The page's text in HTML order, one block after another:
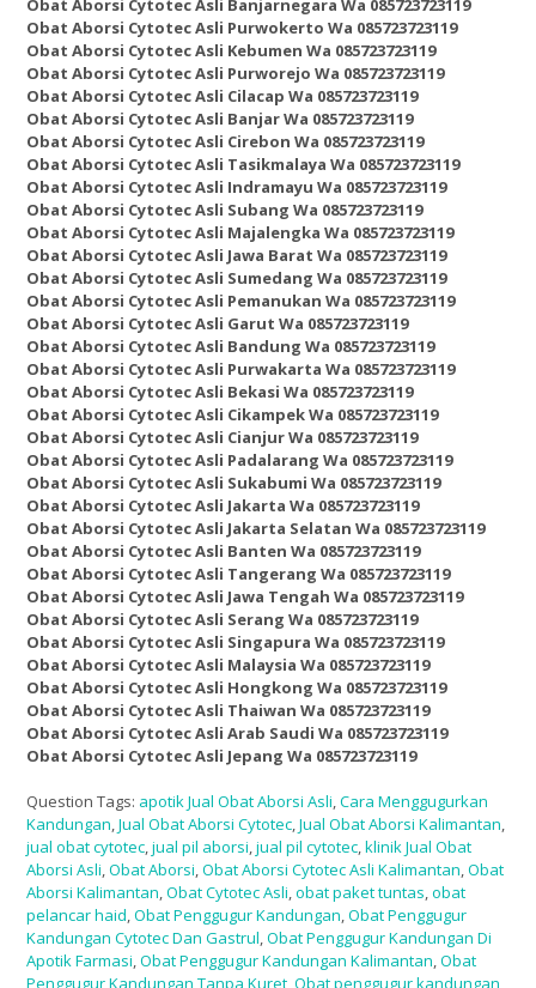
Obat Aborsi Cytotec Asli Purwokerto Wa 085723723119
Obat Aborsi Cytotec Asli Kebumen Wa 085723723119
Obat Aborsi Cytotec Asli Purworejo Wa 085723723119
Obat Aborsi Cytotec Asli Cilacap Wa 085723723119
Obat Aborsi Cytotec Asli Banjar Wa 085723723119
Obat Aborsi Cytotec Asli Cirebon Wa 085723723119
Obat Aborsi Cytotec Asli Tasikmalaya Wa 085723723119
Obat Aborsi Cytotec Asli Indramayu Wa 085723723119
Obat Aborsi Cytotec Asli Subang Wa 085723723119
Obat Aborsi Cytotec Asli Majalengka Wa 085723723119
Obat Aborsi Cytotec Asli Jawa Barat Wa 085723723119
Obat Aborsi Cytotec Asli Sumedang Wa 085723723119
Obat Aborsi Cytotec Asli Pemanukan Wa 085723723119
Obat Aborsi Cytotec Asli Garut Wa 085723723119
Obat Aborsi Cytotec Asli Bandung Wa 085723723119
Obat Aborsi Cytotec Asli Purwakarta Wa 085723723119
Obat Aborsi Cytotec Asli Bekasi Wa 085723723119
Obat Aborsi Cytotec Asli Cikampek Wa 085723723119
Obat Aborsi Cytotec Asli Cianjur Wa 085723723119
Obat Aborsi Cytotec Asli Padalarang Wa 085723723119
Obat Aborsi Cytotec Asli Sukabumi Wa 085723723119
Obat Aborsi Cytotec Asli Jakarta Wa 085723723119
Obat Aborsi Cytotec Asli Jakarta Selatan Wa 085723723119
Obat Aborsi Cytotec Asli Banten Wa 085723723119
Obat Aborsi Cytotec Asli Tangerang Wa 085723723119
Obat Aborsi Cytotec Asli Jawa Tengah Wa 085723723119
Obat Aborsi Cytotec Asli Serang Wa 085723723119
Obat Aborsi Cytotec Asli Singapura Wa 085723723119
Obat Aborsi Cytotec Asli Malaysia Wa 085723723119
Obat Aborsi Cytotec Asli Hongkong Wa 085723723119
Obat Aborsi Cytotec Asli Thaiwan Wa 085723723119
Obat Aborsi Cytotec Asli Arab Saudi Wa 085723723119
Obat Aborsi Cytotec Asli Jepang Wa 085723723119
Question Tags: apotik Jual Obat Aborsi Asli,Cara Menggugurkan
Kandungan,Jual Obat Aborsi Cytotec,Jual Obat Aborsi Kalimantan,
jual obat cytotec,jual pil aborsi,jual pil cytotec,klinik Jual Obat
Aborsi Asli,Obat Aborsi,Obat Aborsi Cytotec Asli Kalimantan,Obat
Aborsi Kalimantan,Obat Cytotec Asli,obat paket tuntas,obat
pelancar haid,Obat Penggugur Kandungan,Obat Penggugur
Kandungan Cytotec Dan Gastrul,Obat Penggugur Kandungan Di
Apotik Farmasi,Obat Penggugur Kandungan Kalimantan,Obat
Penggugur Kandungan Tanpa Kuret Obat penggugur kandungan